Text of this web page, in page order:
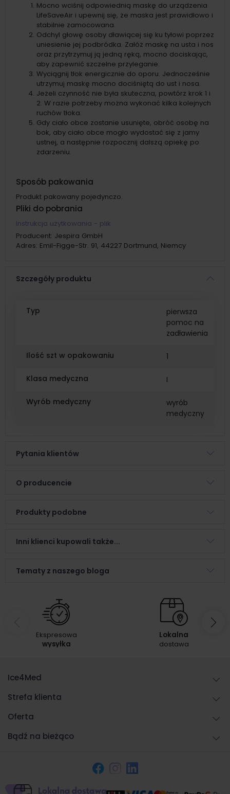
Mocno wciśnij odpowiednią maskę do urządzenia
LifeSaveAir i upewnij się, że maska jest prawidłowo i
stabilnie zamocowana.
Odchyl głowę osoby dławiącej się ku tyłowi poprzez
uniesienie jej podbródka. Załóż maskę na usta i nos
oraz przytrzymuj ją jedną ręką, mocno dociskając,
aby zapewnić szczelne przyleganie.
Wyciągnij tłok energicznie do oporu. Jednocześnie
utrzymuj maskę mocno dociśniętą do ust i nosa.
Jeżeli czynność nie była skuteczna, powtórz krok 1 i
2. W razie potrzeby można wykonać kilka kolejnych
ruchów tłoka.
Gdy ciało obce zostanie usunięte, obróć osobę na
bok, aby ciało obce mogło wydostać się z jamy
ustnej, a następnie rozpocznij dalszą opiekę po
zdarzeniu.
Sposób pakowania
Produkt pakowany pojedynczo.
Pliki do pobrania
Instrukcja użytkowania - plik
Producent: Jespira GmbH
Adres: Emil-Figge-Str. 91, 44227 Dortmund, Niemcy
Szczegóły produktu
Typ
pierwsza
pomoc na
zadławienia
Ilość szt w opakowaniu 1
Klasa medyczna I
Wyrób medyczny
wyrób
medyczny
Pytania klientów
O producencie
Produkty podobne
Inni klienci kupowali także...
Tematy z naszego bloga
Ekspresowa
wysyłka
Lokalna
dostawa
Ice4Med
Strefa klienta
Oferta
Bądź na bieżąco